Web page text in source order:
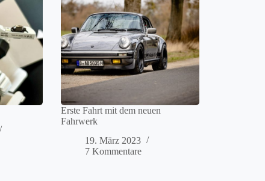
Erste Fahrt mit dem neuen
Fahrwerk
19. März 2023
7 Kommentare